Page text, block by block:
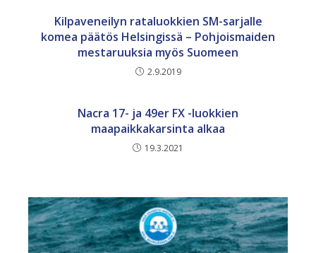
Kilpaveneilyn rataluokkien SM-sarjalle
komea päätös Helsingissä – Pohjoismaiden
mestaruuksia myös Suomeen
2.9.2019
Nacra 17- ja 49er FX -luokkien
maapaikkakarsinta alkaa
19.3.2021